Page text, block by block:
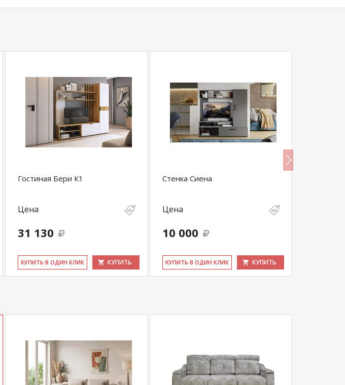
Гостиная Бери К1
Цена
31 130
КУ­ПИТЬ В ОДИН КЛИК КУПИТЬ
Стенка Сиена
Цена
10 000
КУ­ПИТЬ В ОДИН КЛИК КУПИТЬ